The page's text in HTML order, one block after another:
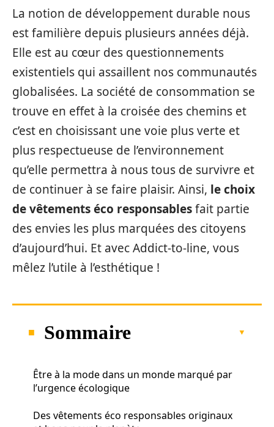
La notion de développement durable nous
est familière depuis plusieurs années déjà.
Elle est au cœur des questionnements
existentiels qui assaillent nos communautés
globalisées. La société de consommation se
trouve en effet à la croisée des chemins et
c’est en choisissant une voie plus verte et
plus respectueuse de l’environnement
qu’elle permettra à nous tous de survivre et
de continuer à se faire plaisir. Ainsi, le choix
de vêtements éco responsablesfait partie
des envies les plus marquées des citoyens
d’aujourd’hui. Et avec Addict-to-line, vous
mêlez l’utile à l’esthétique !
Sommaire
Être à la mode dans un monde marqué par
l’urgence écologique
Des vêtements éco responsables originaux